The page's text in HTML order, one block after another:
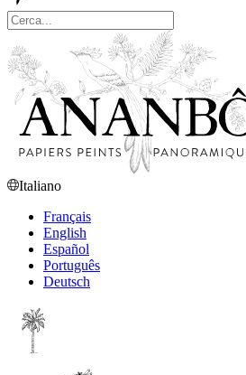
Italiano
Français
English
Español
Português
Deutsch